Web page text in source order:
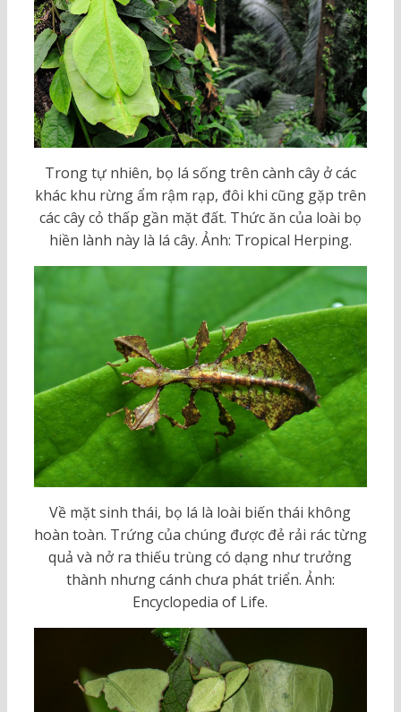
Trong tự nhiên, bọ lá sống trên cành cây ở các
khác khu rừng ẩm rậm rạp, đôi khi cũng gặp trên
các cây cỏ thấp gần mặt đất. Thức ăn của loài bọ
hiền lành này là lá cây. Ảnh: Tropical Herping.
Về mặt sinh thái, bọ lá là loài biến thái không
hoàn toàn. Trứng của chúng được đẻ rải rác từng
quả và nở ra thiếu trùng có dạng như trưởng
thành nhưng cánh chưa phát triển. Ảnh:
Encyclopedia of Life.